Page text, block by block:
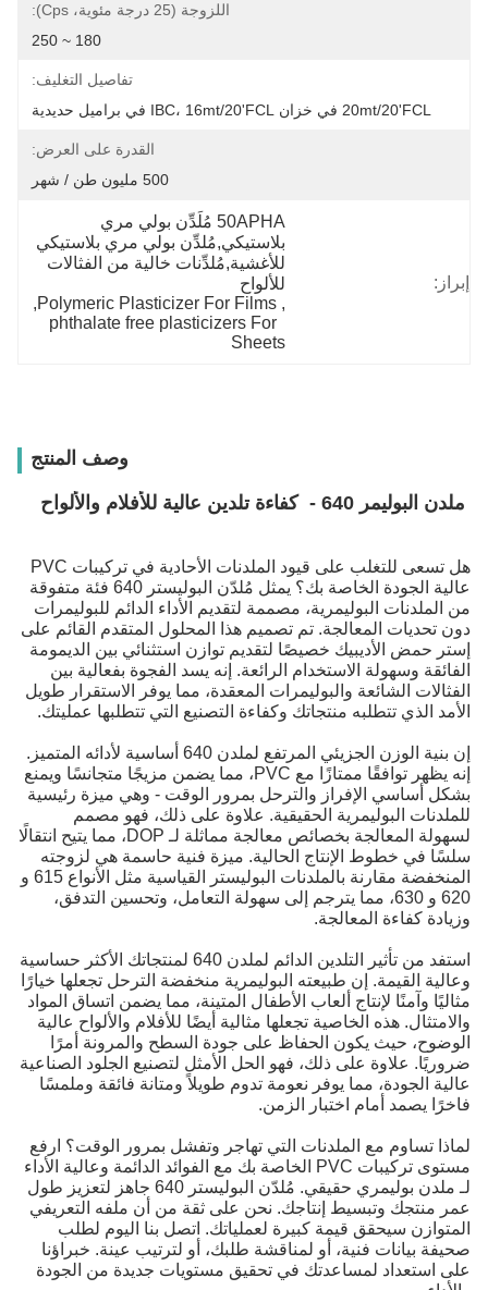
اللزوجة (25 درجة مئوية، Cps):
180 ~ 250
تفاصيل التغليف:
20mt/20'FCL في خزان IBC، 16mt/20'FCL في براميل حديدية
القدرة على العرض:
500 مليون طن / شهر
إبراز:
للألواح
,
Polymeric Plasticizer For Films
,
phthalate free plasticizers For
Sheets
وصف المنتج
ملدن البوليمر 640 - كفاءة تلدين عالية للأفلام والألواح
هل تسعى للتغلب على قيود الملدنات الأحادية في تركيبات PVC
عالية الجودة الخاصة بك؟ يمثل مُلدّن البوليستر 640 فئة متفوقة
من الملدنات البوليمرية، مصممة لتقديم الأداء الدائم للبوليمرات
دون تحديات المعالجة. تم تصميم هذا المحلول المتقدم القائم على
إستر حمض الأديبيك خصيصًا لتقديم توازن استثنائي بين الديمومة
الفائقة وسهولة الاستخدام الرائعة. إنه يسد الفجوة بفعالية بين
الفثالات الشائعة والبوليمرات المعقدة، مما يوفر الاستقرار طويل
الأمد الذي تتطلبه منتجاتك وكفاءة التصنيع التي تتطلبها عمليتك.
إن بنية الوزن الجزيئي المرتفع لملدن 640 أساسية لأدائه المتميز.
إنه يظهر توافقًا ممتازًا مع PVC، مما يضمن مزيجًا متجانسًا ويمنع
بشكل أساسي الإفراز والترحل بمرور الوقت - وهي ميزة رئيسية
للملدنات البوليمرية الحقيقية. علاوة على ذلك، فهو مصمم
لسهولة المعالجة بخصائص معالجة مماثلة لـ DOP، مما يتيح انتقالًا
سلسًا في خطوط الإنتاج الحالية. ميزة فنية حاسمة هي لزوجته
المنخفضة مقارنة بالملدنات البوليستر القياسية مثل الأنواع 615 و
620 و 630، مما يترجم إلى سهولة التعامل، وتحسين التدفق،
وزيادة كفاءة المعالجة.
استفد من تأثير التلدين الدائم لملدن 640 لمنتجاتك الأكثر حساسية
وعالية القيمة. إن طبيعته البوليمرية منخفضة الترحل تجعلها خيارًا
مثاليًا وآمنًا لإنتاج ألعاب الأطفال المتينة، مما يضمن اتساق المواد
والامتثال. هذه الخاصية تجعلها مثالية أيضًا للأفلام والألواح عالية
الوضوح، حيث يكون الحفاظ على جودة السطح والمرونة أمرًا
ضروريًا. علاوة على ذلك، فهو الحل الأمثل لتصنيع الجلود الصناعية
عالية الجودة، مما يوفر نعومة تدوم طويلاً ومتانة فائقة وملمسًا
فاخرًا يصمد أمام اختبار الزمن.
لماذا تساوم مع الملدنات التي تهاجر وتفشل بمرور الوقت؟ ارفع
مستوى تركيبات PVC الخاصة بك مع الفوائد الدائمة وعالية الأداء
لـ ملدن بوليمري حقيقي. مُلدّن البوليستر 640 جاهز لتعزيز طول
عمر منتجك وتبسيط إنتاجك. نحن على ثقة من أن ملفه التعريفي
المتوازن سيحقق قيمة كبيرة لعملياتك. اتصل بنا اليوم لطلب
صحيفة بيانات فنية، أو لمناقشة طلبك، أو لترتيب عينة. خبراؤنا
على استعداد لمساعدتك في تحقيق مستويات جديدة من الجودة